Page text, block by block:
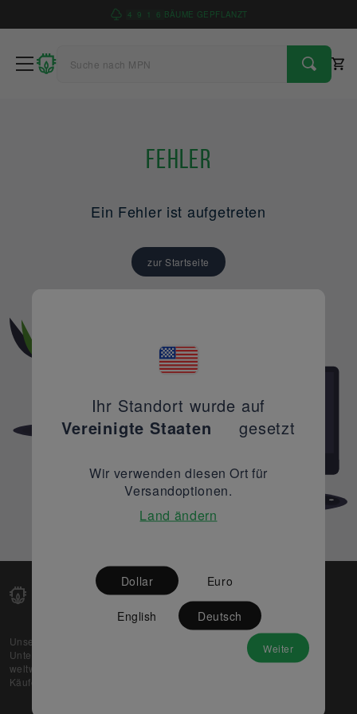
4 9 1 6 BÄUME GEPFLANZT
Fehler
Ein Fehler ist aufgetreten
zur Startseite
Unsere Web-Plattform unterstützt OEM- und EMS-
Unternehmen dabei, ihre überschüssigen Lagerbestände
weltweit zu verkaufen und gleichzeitig den potenziellen
Käufern beste Preise und Qualität zu bieten.
Partner
Ihr Standort wurde auf
Vereinigte Staaten
gesetzt
Wir verwenden diesen Ort für
Versandoptionen.
Land ändern
Dollar Euro
English Deutsch
Weiter